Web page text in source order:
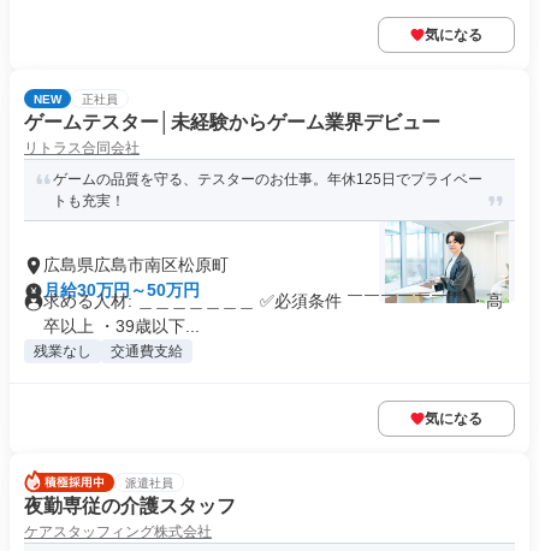
気になる
NEW 正社員
ゲームテスター│未経験からゲーム業界デビュー
リトラス合同会社
ゲームの品質を守る、テスターのお仕事。年休125日でプライベー
トも充実！
広島県広島市南区松原町
月給30万円～50万円
求める人材: ＿＿＿＿＿＿＿ ✅必須条件 ￣￣￣￣￣￣￣ ・高
卒以上 ・39歳以下...
残業なし 交通費支給
気になる
派遣社員
夜勤専従の介護スタッフ
ケアスタッフィング株式会社